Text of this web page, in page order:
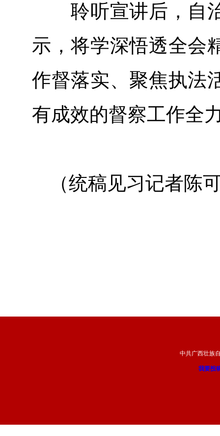
聆听宣讲后，自治
示，将学深悟透全会
作督落实、聚焦执法
有成效的督察工作全
（统稿见习记者陈
中共广西壮族
我要投